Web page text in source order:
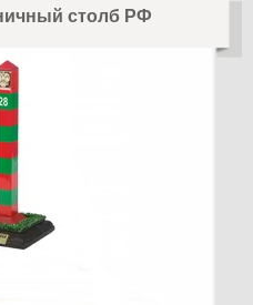
столб РФ